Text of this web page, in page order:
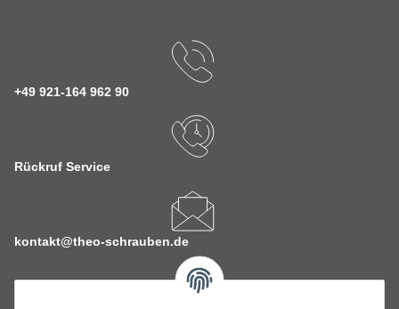
+49 921-164 962 90
Rückruf Service
kontakt@theo-schrauben.de